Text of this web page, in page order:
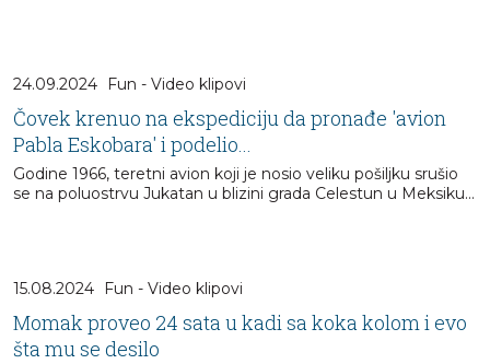
24.09.2024 Fun - Video klipovi
Čovek krenuo na ekspediciju da pronađe 'avion
Pabla Eskobara' i podelio...
Godine 1966, teretni avion koji je nosio veliku pošiljku srušio
se na poluostrvu Jukatan u blizini grada Celestun u Meksiku...
15.08.2024 Fun - Video klipovi
Momak proveo 24 sata u kadi sa koka kolom i evo
šta mu se desilo